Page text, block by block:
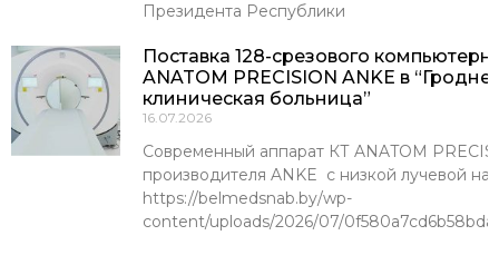
Президента Республики
Поставка 128-срезового
ANATOM PRECISION ANKE в
клиническая больница”
16.07.2026
Современный аппарат КТ ANATOM
производителя ANKE с низкой лучевой
https://belmedsnab.by/wp-
content/uploads/2026/07/